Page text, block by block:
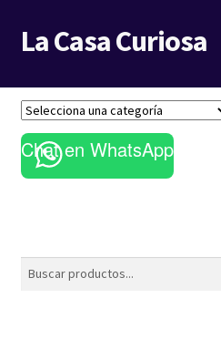
Ir
a
navegación
Ir
al
La Casa Curiosa
LIBRERÍA
BLOG
S
e
l
e
Chat en WhatsApp
Buscar